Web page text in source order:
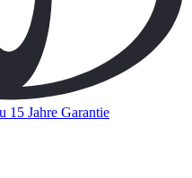
15 Jahre Garantie